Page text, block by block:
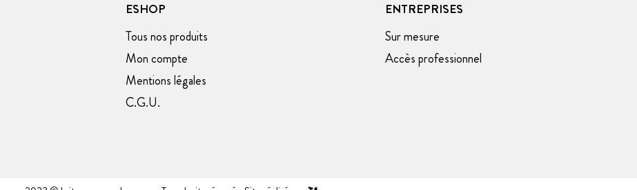
ESHOP
Tous nos produits
Mon compte
Mentions légales
C.G.U.
ENTREPRISES
Sur mesure
Accès professionnel